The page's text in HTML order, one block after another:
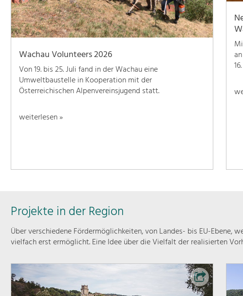
Wachau Volunteers 2026
Von 19. bis 25. Juli fand in der Wachau eine
Umweltbaustelle in Kooperation mit der
Österreichischen Alpenvereinsjugend statt.
weiterlesen »
Projekte in der Region
Über verschiedene Fördermöglichkeiten, von Landes- bis EU-Ebene,
vielfach erst ermöglicht. Eine Idee über die Vielfalt der realisierten